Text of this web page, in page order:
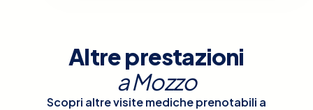
Altre prestazioni
aMozzo
Scopri altre visite mediche prenotabili a